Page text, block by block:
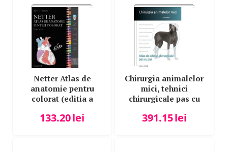
Stephen M. Stahl
Susan A. Evans
Thomas W. Sadler
Vinay Kumar
Netter Atlas de
anatomie pentru
colorat (editia a
Netter, John T.
133.20lei
Chirurgia animalelor
mici, tehnici
chirurgicale pas cu
Rodriguez
391.15lei